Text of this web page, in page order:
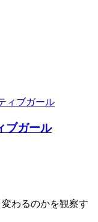
ブガール
わるのかを観察す